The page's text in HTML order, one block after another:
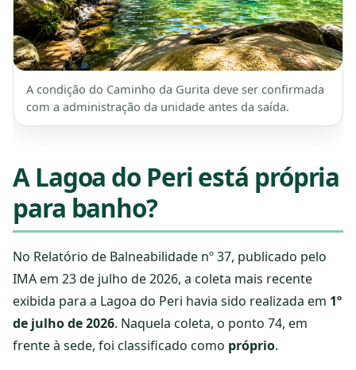
A condição do Caminho da Gurita deve ser confirmada
com a administração da unidade antes da saída.
A Lagoa do Peri está própria
para banho?
No Relatório de Balneabilidade nº 37, publicado pelo
IMA em 23 de julho de 2026, a coleta mais recente
exibida para a Lagoa do Peri havia sido realizada em 1º
de julho de 2026. Naquela coleta, o ponto 74, em
frente à sede, foi classificado como próprio.